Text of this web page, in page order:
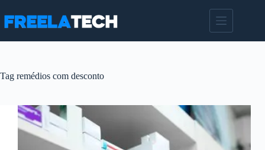
para
Tag remédios com desconto